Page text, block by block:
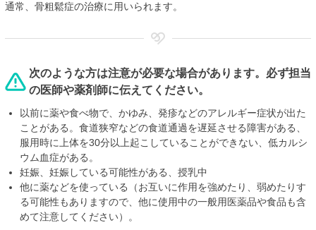
通常、骨粗鬆症の治療に用いられます。
次のような方は注意が必要な場合があります。必ず担当
の医師や薬剤師に伝えてください。
以前に薬や食べ物で、かゆみ、発疹などのアレルギー症状が出た
ことがある。食道狭窄などの食道通過を遅延させる障害がある、
服用時に上体を30分以上起こしていることができない、低カルシ
ウム血症がある。
妊娠、妊娠している可能性がある、授乳中
他に薬などを使っている（お互いに作用を強めたり、弱めたりす
る可能性もありますので、他に使用中の一般用医薬品や食品も含
めて注意してください）。